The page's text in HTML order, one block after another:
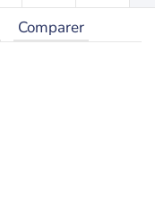
Comparer